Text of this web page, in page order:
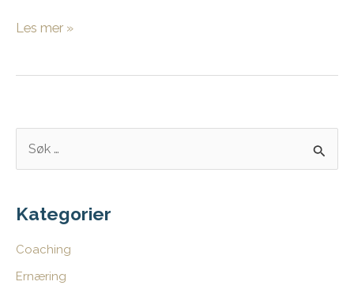
Din
fortiden
Les mer »
e
t
e
Kategorier
Coaching
Ernæring